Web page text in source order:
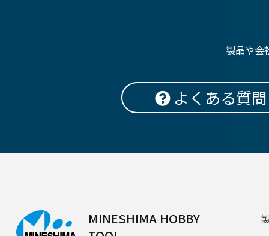
製品や会
よくある質問
MINESHIMA HOBBY